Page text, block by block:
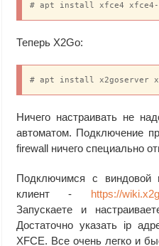
# apt install xfce4 xfce4-
Теперь X2Go:
# apt install x2goserver
Ничего настраивать не
автоматом. Подключение
firewall ничего специально
Подключимся с
клиент - https://
Запускаете и
Достаточно указать ip
XFCE. Все очень легко и